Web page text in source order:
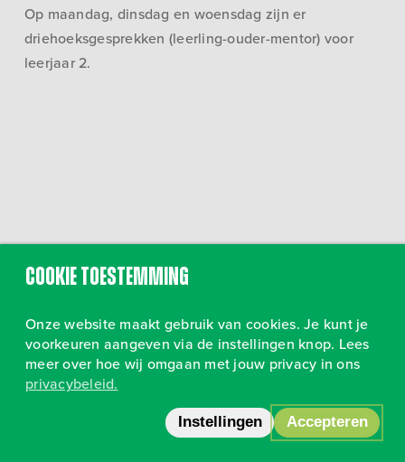
Op maandag, dinsdag en woensdag zijn er
driehoeksgesprekken (leerling-ouder-mentor) voor
leerjaar 2.
Volg ons op Instagram•Privacy
Cookie toestemming
Onze website maakt gebruik van cookies. Je kunt je
voorkeuren aangeven via de instellingen knop. Lees
meer over hoe wij omgaan met jouw privacy in ons
privacybeleid.
Instellingen Accepteren